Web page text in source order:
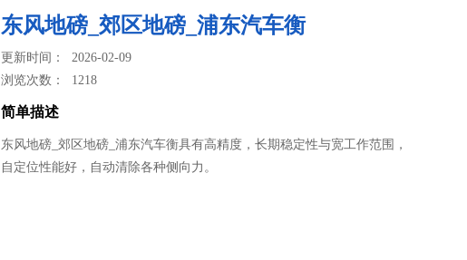
东风地磅_郊区地磅_浦东汽车衡
更新时间： 2026-02-09
浏览次数： 1218
简单描述
东风地磅_郊区地磅_浦东汽车衡具有高精度，长期稳定性与宽工作范围，
自定位性能好，自动清除各种侧向力。